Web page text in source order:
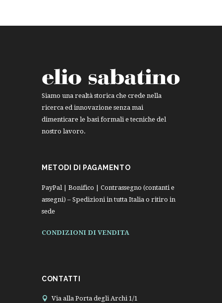
Siamo una realtà storica che crede nella
ricerca ed innovazione senza mai
dimenticare le basi formali e tecniche del
nostro lavoro.
METODI DI PAGAMENTO
PayPal | Bonifico | Contrassegno (contanti e
assegni) – Spedizioni in tutta Italia o ritiro in
sede
CONDIZIONI DI VENDITA
CONTATTI
Via alla Porta degli Archi 1/1